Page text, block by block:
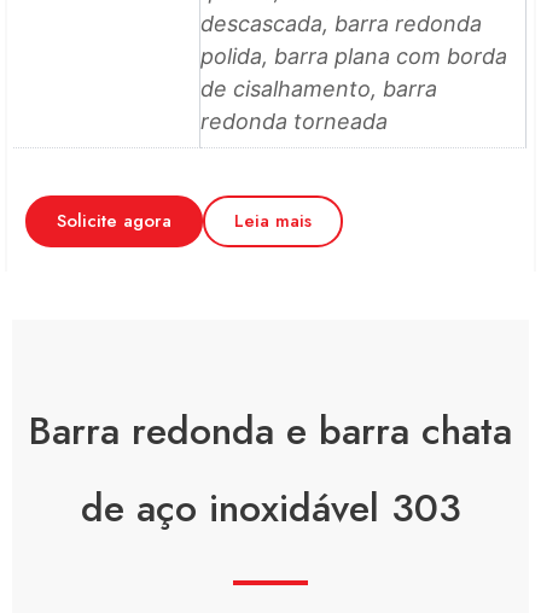
descascada, barra redonda
polida, barra plana com borda
de cisalhamento, barra
redonda torneada
Solicite agora Leia mais
Barra redonda e barra chata
de aço inoxidável 303